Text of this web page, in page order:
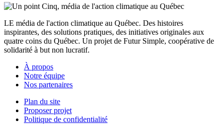
LE média de l'action climatique au Québec. Des histoires
inspirantes, des solutions pratiques, des initiatives originales aux
quatre coins du Québec. Un projet de Futur Simple, coopérative de
solidarité à but non lucratif.
À propos
Notre équipe
Nos partenaires
Plan du site
Proposer projet
Politique de confidentialité